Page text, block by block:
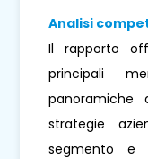
Analisi
Il rapporto
principali
panoramiche
strategie
segmento e